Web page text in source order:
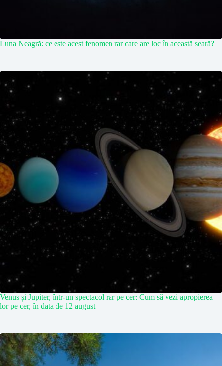
Luna Neagră: ce este acest fenomen rar care are loc în această seară?
Venus și Jupiter, într-un spectacol rar pe cer: Cum să vezi apropierea
lor pe cer, în data de 12 august